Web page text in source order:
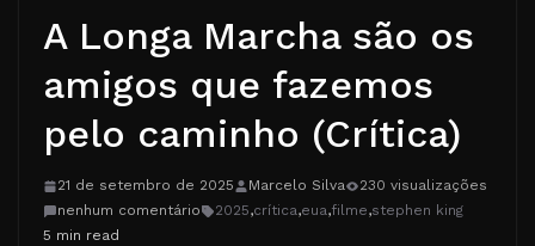
A Longa Marcha são os
amigos que fazemos
pelo caminho (Crítica)
21 de setembro de 2025 Marcelo Silva
230 visualizações
nenhum comentário
2025,crítica,eua,filme,stephen king
5 min read